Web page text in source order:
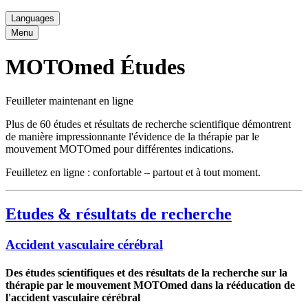
Languages
Menu
MOTOmed Études
Feuilleter maintenant en ligne
Plus de 60 études et résultats de recherche scientifique démontrent
de manière impressionnante l'évidence de la thérapie par le
mouvement MOTOmed pour différentes indications.
Feuilletez en ligne : confortable – partout et à tout moment.
Etudes & résultats de recherche
Accident vasculaire cérébral
Des études scientifiques et des résultats de la recherche sur la
thérapie par le mouvement MOTOmed dans la rééducation de
l'accident vasculaire cérébral